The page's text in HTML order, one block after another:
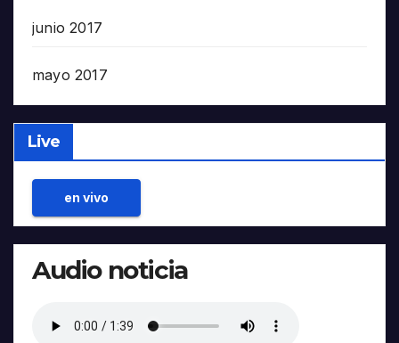
junio 2017
mayo 2017
Live
en vivo
Audio noticia